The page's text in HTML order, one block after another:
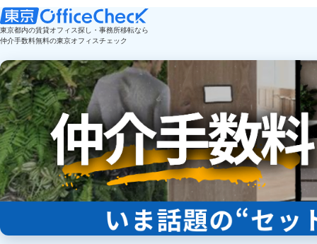
東京都内の賃貸オフィス探し・事務所移転なら
仲介手数料無料の東京オフィスチェック